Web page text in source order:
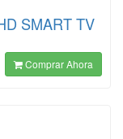
SMART TV
Comprar Ahora